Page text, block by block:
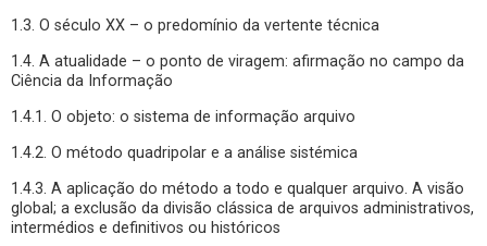
1.3. O século XX – o predomínio da vertente técnica
1.4. A atualidade – o ponto de viragem: afirmação no campo da
Ciência da Informação
1.4.1. O objeto: o sistema de informação arquivo
1.4.2. O método quadripolar e a análise sistémica
1.4.3. A aplicação do método a todo e qualquer arquivo. A visão
global; a exclusão da divisão clássica de arquivos administrativos,
intermédios e definitivos ou históricos